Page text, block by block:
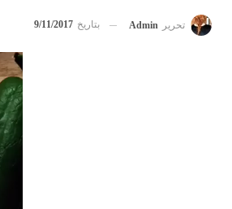
تحرير Admin بتاريخ 9/11/2017